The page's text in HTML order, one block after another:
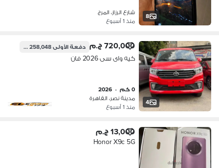
8
شارع الرزاز، المرج
منذ 1 أسبوع
4
720,000 ج.م دفعة الأولى258,048 ج.م
كيه واى سى 2026 فان
0 كم •
2026
مدينة نصر، القاهرة
منذ 1 أسبوع
13,000 ج.م
Honor X9c 5G